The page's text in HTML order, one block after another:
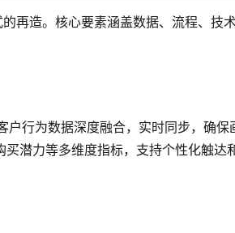
再造。核心要素涵盖数据、流程、技
行为数据深度融合，实时同步，确保
潜力等多维度指标，支持个性化触达